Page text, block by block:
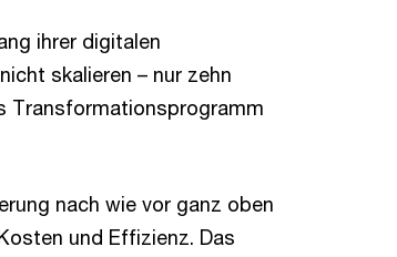
ihrer digitalen
skalieren – nur zehn
Transformationsprogramm
nach wie vor ganz oben
und Effizienz. Das